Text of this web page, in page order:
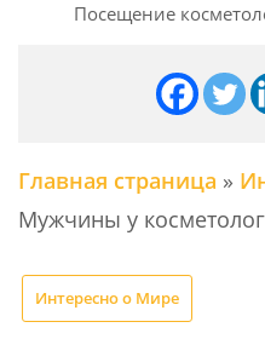
Посещение
Главная страница »
Мужчины у
Интересно о Мире